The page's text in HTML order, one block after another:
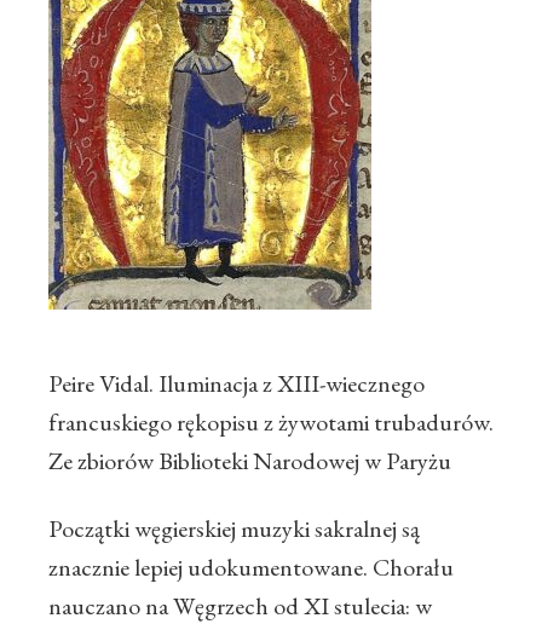
Peire Vidal. Iluminacja z XIII-wiecznego
francuskiego rękopisu z żywotami trubadurów.
Ze zbiorów Biblioteki Narodowej w Paryżu
Początki węgierskiej muzyki sakralnej są
znacznie lepiej udokumentowane. Chorału
nauczano na Węgrzech od XI stulecia: w